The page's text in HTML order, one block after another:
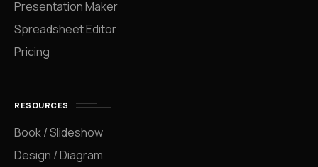
Presentation Maker
Spreadsheet Editor
Pricing
RESOURCES
Book / Slideshow
Design / Diagram